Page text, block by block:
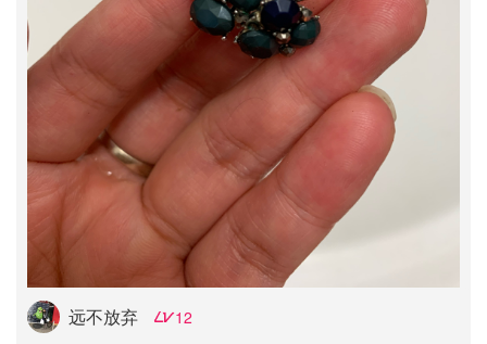
远不放弃 12